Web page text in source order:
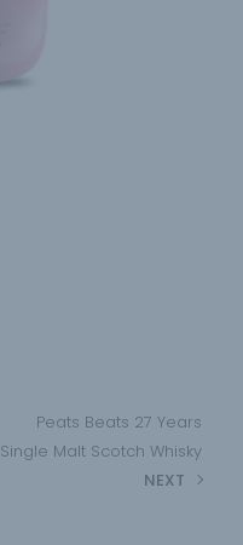
Peats Beats 27 Years
Single Malt Scotch Whisky
NEXT